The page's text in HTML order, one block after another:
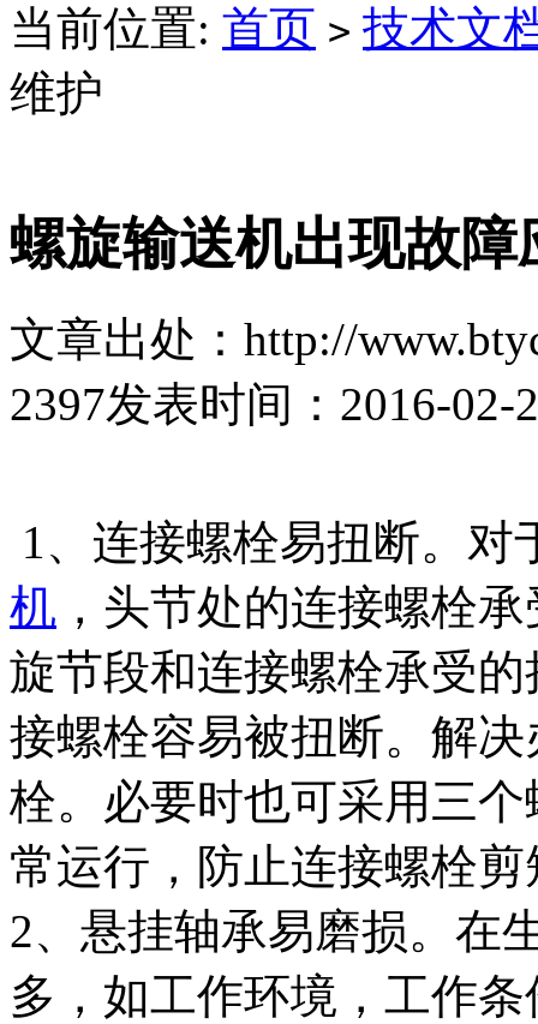
当前位置: 首页 > 技术文
维护
螺旋输送机出现故障
文章出处：http://
2397发表时间：2016-02-
1、连接螺栓易扭断。对
机 ，头节处的连接螺栓
旋节段和连接螺栓承受
接螺栓容易被扭断。解
栓。必要时也可采用三
常运行，防止连接螺栓剪
2、悬挂轴承易磨损。在
多，如工作环境，工作